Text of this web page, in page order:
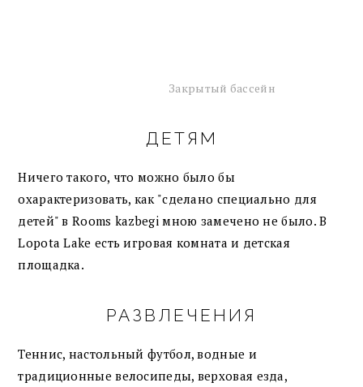
Закрытый бассейн
ДЕТЯМ
Ничего такого, что можно было бы
охарактеризовать, как "сделано специально для
детей" в Rooms kazbegi мною замечено не было. В
Lopota Lake есть игровая комната и детская
площадка.
РАЗВЛЕЧЕНИЯ
Теннис, настольный футбол, водные и
традиционные велосипеды, верховая езда,